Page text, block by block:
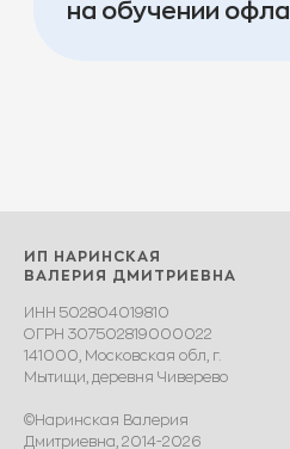
ИП НАРИНСКАЯ
ВАЛЕРИЯ ДМИТРИЕВНА
ИНН 502804019810
ОГРН 307502819000022
141000, Московская обл, г.
Мытищи, деревня Чиверево
©Наринская Валерия
Дмитриевна, 2014-2026